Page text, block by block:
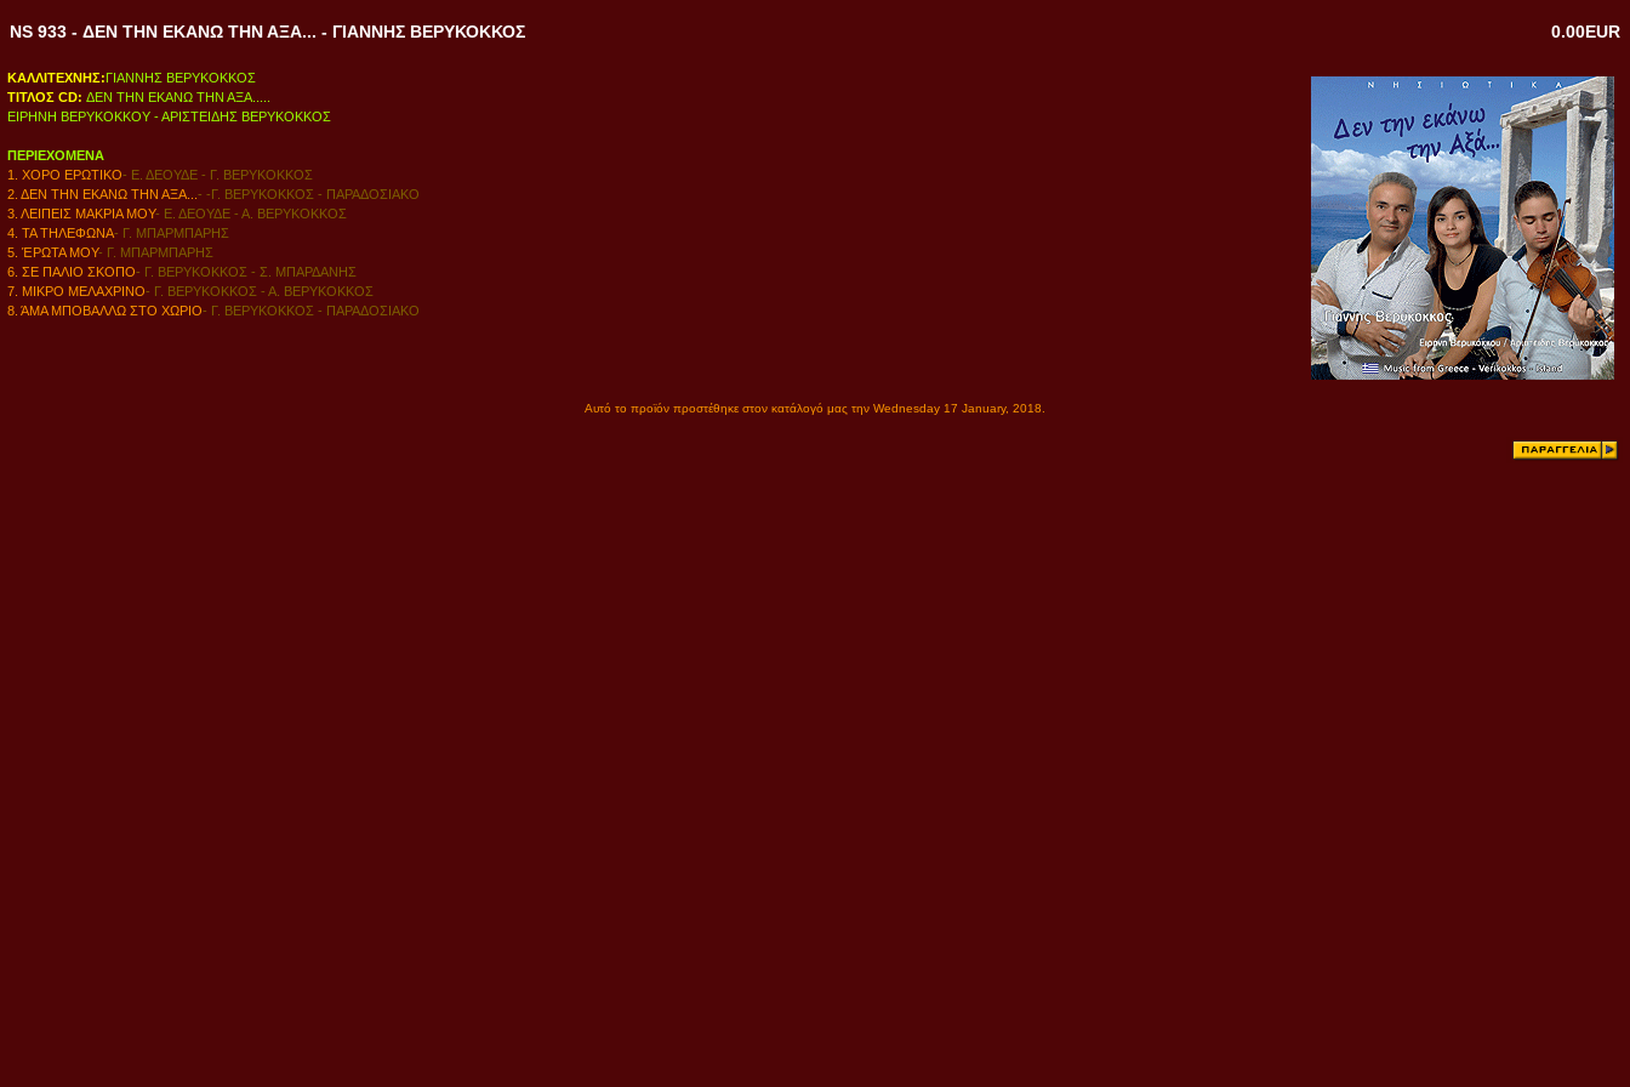
NS 933 - ΔΕΝ ΤΗΝ ΕΚΑΝΩ ΤΗΝ ΑΞΑ... - ΓΙΑΝΝΗΣ ΒΕΡΥΚΟΚΚΟΣ 0.00EUR
ΚΑΛΛΙΤΕΧΝΗΣ:ΓΙΑΝΝΗΣ ΒΕΡΥΚΟΚΚΟΣ
ΤΙΤΛΟΣ CD: ΔΕΝ ΤΗΝ ΕΚΑΝΩ ΤΗΝ ΑΞΑ.....
ΕΙΡΗΝΗ ΒΕΡΥΚΟΚΚΟΥ - ΑΡΙΣΤΕΙΔΗΣ ΒΕΡΥΚΟΚΚΟΣ
ΠΕΡΙΕΧΟΜΕΝΑ
1. ΧΟΡΟ ΕΡΩΤΙΚΟ- Ε. ΔΕΟΥΔΕ - Γ. ΒΕΡΥΚΟΚΚΟΣ
2. ΔΕΝ ΤΗΝ ΕΚΑΝΩ ΤΗΝ ΑΞΑ... - -Γ. ΒΕΡΥΚΟΚΚΟΣ - ΠΑΡΑΔΟΣΙΑΚΟ
3. ΛΕΙΠΕΙΣ ΜΑΚΡΙΑ ΜΟΥ- Ε. ΔΕΟΥΔΕ - Α. ΒΕΡΥΚΟΚΚΟΣ
4. ΤΑ ΤΗΛΕΦΩΝΑ- Γ. ΜΠΑΡΜΠΑΡΗΣ
5. ΈΡΩΤΑ ΜΟΥ- Γ. ΜΠΑΡΜΠΑΡΗΣ
6. ΣΕ ΠΑΛΙΟ ΣΚΟΠΟ- Γ. ΒΕΡΥΚΟΚΚΟΣ - Σ. ΜΠΑΡΔΑΝΗΣ
7. ΜΙΚΡΟ ΜΕΛΑΧΡΙΝΟ- Γ. ΒΕΡΥΚΟΚΚΟΣ - Α. ΒΕΡΥΚΟΚΚΟΣ
8. ΆΜΑ ΜΠΟΒΑΛΛΩ ΣΤΟ ΧΩΡΙΟ- Γ. ΒΕΡΥΚΟΚΚΟΣ - ΠΑΡΑΔΟΣΙΑΚΟ
Αυτό το προϊόν προστέθηκε στον κατάλογό μας την Wednesday 17 January, 2018.